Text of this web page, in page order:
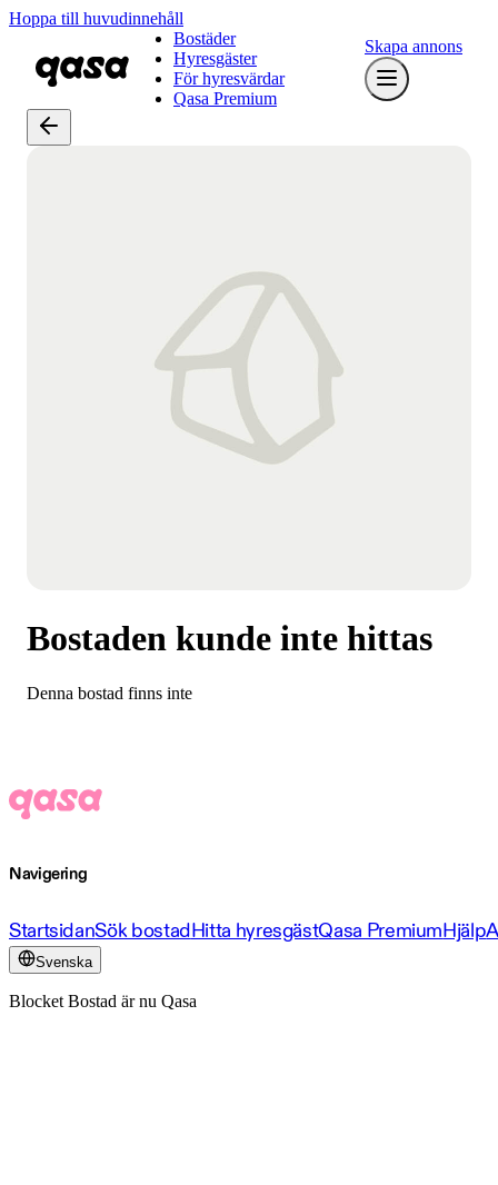
Hoppa till huvudinnehåll
Bostäder
Hyresgäster
För hyresvärdar
Qasa Premium
Skapa annons
Bostaden kunde inte hittas
Denna bostad finns inte
Navigering
StartsidanSök bostadHitta hyresgästQasa PremiumHjälp
Svenska
Blocket Bostad är nu Qasa